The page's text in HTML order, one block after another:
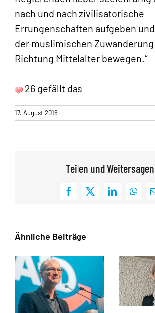
nach und nach zivilisatorische
Errungenschaften aufgeben
der muslimischen
Richtung Mittelalter bewegen.“
26 gefällt das
17. August 2016
Teilen und
Facebook
X LinkedIn
Ähnliche Beiträge